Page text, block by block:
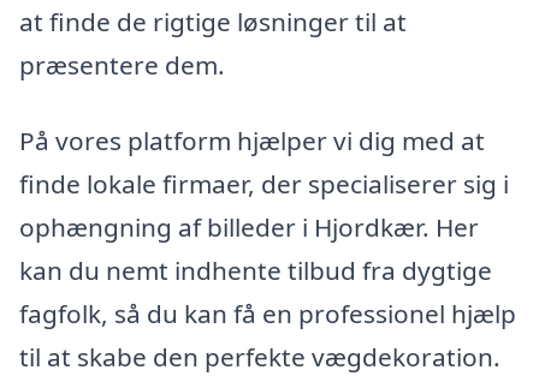
at finde de rigtige løsninger til at
præsentere dem.
På vores platform hjælper vi dig med at
finde lokale firmaer, der specialiserer sig i
ophængning af billeder i Hjordkær. Her
kan du nemt indhente tilbud fra dygtige
fagfolk, så du kan få en professionel hjælp
til at skabe den perfekte vægdekoration.